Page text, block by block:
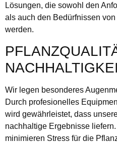
Lösungen, die sowohl den
als auch den Bedürfnissen
werden.
Wir legen besonderes
Durch profesionelles
wird gewährleistet, dass
nachhaltige Ergebnisse
minimieren Stress für die